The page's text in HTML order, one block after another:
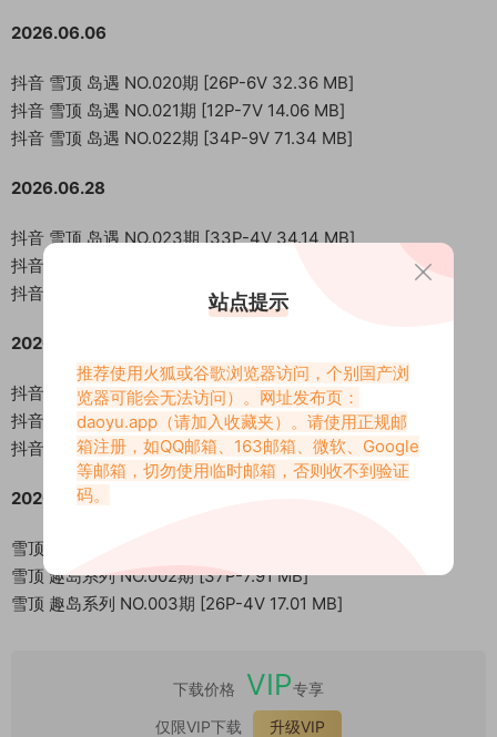
2026.06.06
抖音 雪顶 岛遇 NO.020期 [26P-6V 32.36 MB]
抖音 雪顶 岛遇 NO.021期 [12P-7V 14.06 MB]
抖音 雪顶 岛遇 NO.022期 [34P-9V 71.34 MB]
2026.06.28
抖音 雪顶 岛遇 NO.023期 [33P-4V 34.14 MB]
抖音 雪顶 岛遇 NO.024期 [35P-4V 17.45 MB]
抖音 雪顶 岛遇 NO.025期 [42P-5V 51.6 MB]
2026.07.11
抖音 雪顶 岛遇 NO.026期 [26P-8V 30.47 MB]
抖音 雪顶 岛遇 NO.027期 [14P-8V 38.51 MB]
抖音 雪顶 岛遇 NO.028期 [33P-4V 41.84 MB]
2026.07.21
雪顶 趣岛系列 NO.001期 [23P-3V 8.55 MB]
雪顶 趣岛系列 NO.002期 [37P-7.91 MB]
雪顶 趣岛系列 NO.003期 [26P-4V 17.01 MB]
下载价格 VIP专享
仅限VIP下载
升级VIP
站点提示
推荐使用火狐或谷歌浏览器访问，个别国产浏
览器可能会无法访问）。网址发布页：
daoyu.app （请加入收藏夹）。请使用正规邮
箱注册，如QQ邮箱、163邮箱、微软、Google
等邮箱，切勿使用临时邮箱，否则收不到验证
码。